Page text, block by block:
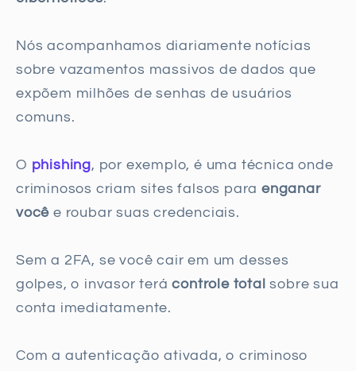
Nós acompanhamos diariamente notícias
sobre vazamentos massivos de dados que
expõem milhões de senhas de usuários
comuns.
O phishing, por exemplo, é uma técnica onde
criminosos criam sites falsos para enganar
você e roubar suas credenciais.
Sem a 2FA, se você cair em um desses
golpes, o invasor terácontrole total sobre sua
conta imediatamente.
Com a autenticação ativada, o criminoso